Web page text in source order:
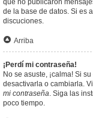
que no publicaron
de la base de datos. Si es
discuciones.
Arriba
¡Perdí mi contraseña!
No se asuste, ¡calma! Si
desactivarla o cambiarla.
mi contraseña. Siga las
poco tiempo.